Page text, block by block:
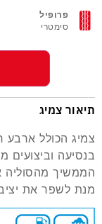
פרופיל
סימטרי
תיאור צמיג
צמיג הכולל ארבע
בנסיעה וביצועים
הממשיך מהסוליה
מנת לשפר את